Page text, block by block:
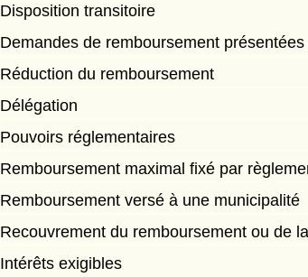
Disposition transitoire
Demandes de remboursement
Réduction du remboursement
Délégation
Pouvoirs réglementaires
Remboursement maximal fixé par
Remboursement versé à une municipalité
Recouvrement du remboursement ou de
Intérêts exigibles